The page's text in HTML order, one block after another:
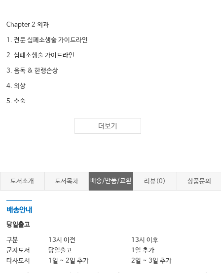
Chapter 2 외과
1. 전문 심폐소생술 가이드라인
2. 심폐소생술 가이드라인
3. 음독 & 한랭손상
4. 외상
5. 수술
3. 부인과
Chapter 4 소아청소년과
1. 총론
2. 신경계
3. 감염질환
더보기
도서소개 도서목차 배송/반품/교환 리뷰(0) 상품문의
배송안내
당일출고
구분 13시 이전
13시 이후
군자도서
당일출고
1일 추가
타사도서
1일 ~ 2일 추가 2일 ~ 3일 추가